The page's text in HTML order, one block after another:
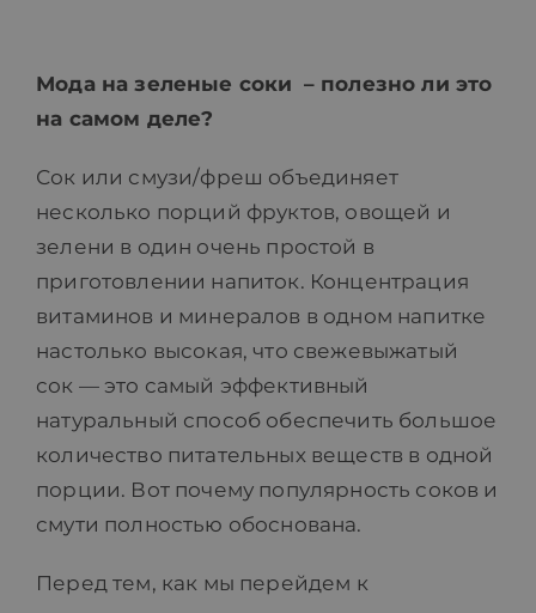
МАГАЗИН
FAQ
КОНТАКТ
Мода на зеленые соки – полезно ли это
на самом деле?
Сок или смузи/фреш объединяет
несколько порций фруктов, овощей и
зелени в один очень простой в
приготовлении напиток. Концентрация
витаминов и минералов в одном напитке
настолько высокая, что свежевыжатый
сок — это самый эффективный
натуральный способ обеспечить большое
количество питательных веществ в одной
порции. Вот почему популярность соков и
смути полностью обоснована.
Перед тем, как мы перейдем к